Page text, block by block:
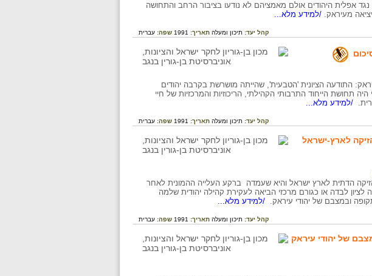
מנהיגי הקהילה בעיראק ניסו לפעול בצורה בלתי רשמית בקיץ 1949 נגד אפלית היהודים אולם מאמציהם לא נודעו בציבור הרחב והתחושה
מעיראק. /למידע מלא...
קהל יעד: תיכון ומעלה תאריך: 1991 שפה: עברית
התודעה הציונית 'הטבעית', שהייתה מושרשת בקרבה יהודים
תחושת הייחוד התרבותי הקהילתי, הריכוזיות והמרכזיות של חיי
/למידע מלא...
קהל יעד: תיכון ומעלה תאריך: 1991 שפה: עברית
לארץ-ישראל
הדתית לארץ ישראל והיא שעמדה ברקע העלייה ההמונית לאחר
לבדה או כגורם מרכזי הביאה לעקירת קהילה יהודית שלמה
ובמצבם של יהודי עיראק. /למידע מלא...
קהל יעד: תיכון ומעלה תאריך: 1991 שפה: עברית
של יהודי עיראק